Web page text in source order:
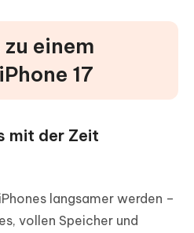
zu einem
17
mit der Zeit
langsamer werden –
vollen Speicher und